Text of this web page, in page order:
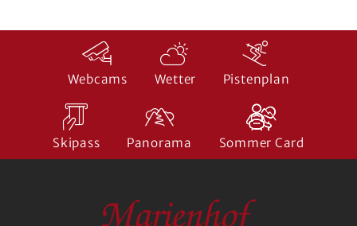
Webcams Wetter Pistenplan
Skipass Panorama Sommer Card